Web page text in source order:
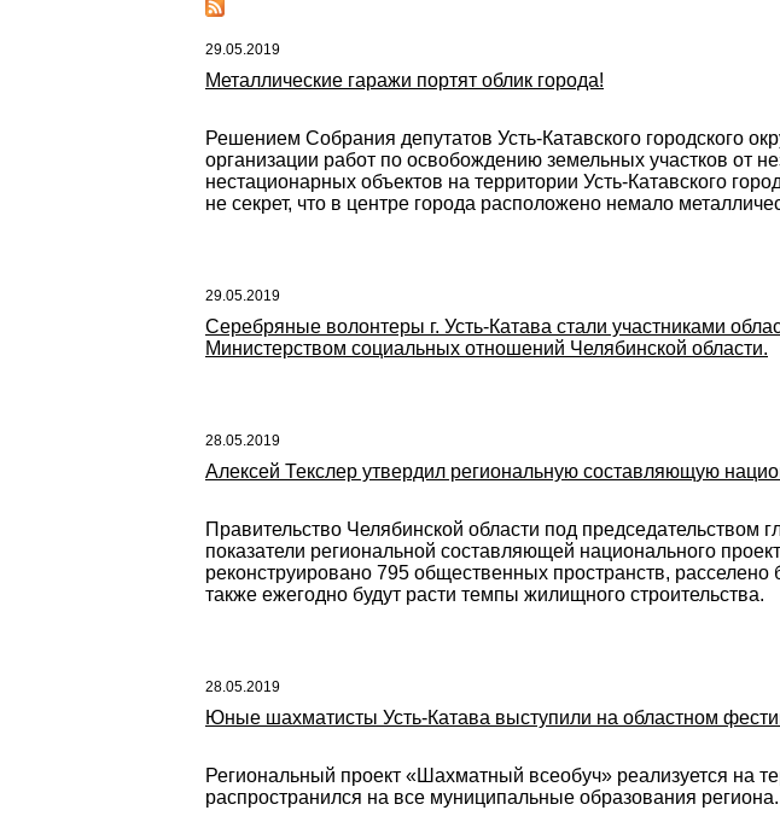
29.05.2019
Металлические гаражи портят облик города!
Решением Собрания депутатов Усть-Катавского городского
организации работ по освобождению земельных участков от
нестационарных объектов на территории Усть-Катавского
не секрет, что в центре города расположено немало
29.05.2019
Серебряные волонтеры г. Усть-Катава стали участниками
Министерством социальных отношений Челябинской области.
28.05.2019
Алексей Текслер утвердил региональную составляющую
Правительство Челябинской области под
показатели региональной составляющей национального
реконструировано 795 общественных пространств,
также ежегодно будут расти темпы жилищного строительства.
28.05.2019
Юные шахматисты Усть-Катава выступили на областном
Региональный проект «Шахматный всеобуч» реализуется на
распространился на все муниципальные образования региона.